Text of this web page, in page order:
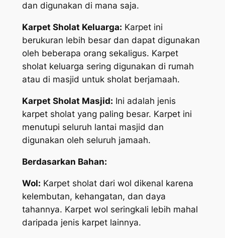
dan digunakan di mana saja.
Karpet Sholat Keluarga: Karpet ini
berukuran lebih besar dan dapat digunakan
oleh beberapa orang sekaligus. Karpet
sholat keluarga sering digunakan di rumah
atau di masjid untuk sholat berjamaah.
Karpet Sholat Masjid: Ini adalah jenis
karpet sholat yang paling besar. Karpet ini
menutupi seluruh lantai masjid dan
digunakan oleh seluruh jamaah.
Berdasarkan Bahan:
Wol: Karpet sholat dari wol dikenal karena
kelembutan, kehangatan, dan daya
tahannya. Karpet wol seringkali lebih mahal
daripada jenis karpet lainnya.